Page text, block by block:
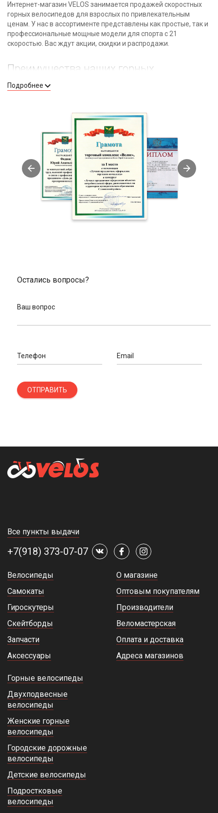
Интернет-магазин VELOS занимается продажей скоростных
горных велосипедов для взрослых по привлекательным
ценам. У нас в ассортименте представлены как простые, так и
профессиональные мощные модели для спорта с 21
скоростью. Вас ждут акции, скидки и распродажи.
Преимущества наших горных
велосипедов
Позволяют выделиться благодаря яркому, спортивному
Имеют хорошие амортизаторы, дисковые тормоза и
многоскоростную систему передач.
При помощи комплектующих могут
трансформироваться под желания владельца.
Как выбрать горный велосипед
При покупке изделия учитывайте стиль будущей езды. Для
катания по пересеченной местности на спортивных
Если вы планируете выполнять трюки на ступенях, бордюрах,
для городских условий. Изделие имеет легкий вес – 9-10 кг,
с каталогом на нашем сайте и добавьте понравившееся
Славянску-на-Кубани и в другие регионы России в течение 1-4
дней.
Подробнее
Остались вопросы?
Ваш вопрос
Телефон Email
ОТПРАВИТЬ
Все пункты выдачи
+7(918) 373-07-07
Велосипеды
Самокаты
Гироскутеры
Скейтборды
Запчасти
Аксессуары
О магазине
Оптовым покупателям
Производители
Веломастерская
Оплата и доставка
Адреса магазинов
Горные велосипеды
Двухподвесные
велосипеды
Женские горные
велосипеды
Городские дорожные
велосипеды
Детские велосипеды
Подростковые
велосипеды